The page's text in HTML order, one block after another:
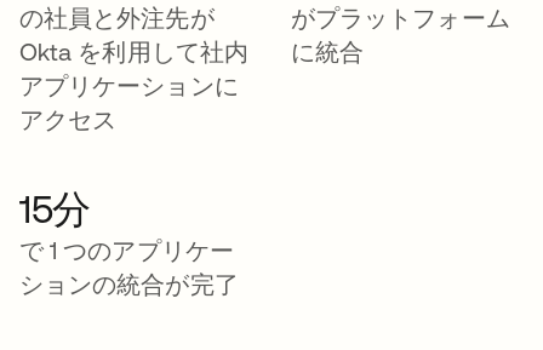
の社員と外注先が
Okta を利用して社内
アプリケーションに
アクセス
がプラットフォーム
に統合
15分
で 1 つのアプリケー
ションの統合が完了